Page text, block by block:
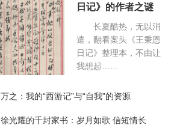
日记》的作者之谜
长夏酷热，无以消
遣，翻看案头《王秉恩
日记》整理本，不由让
我想起……
万之：我的“西游记”与“自我”的资源
徐光耀的千封家书：岁月如歌 信短情长